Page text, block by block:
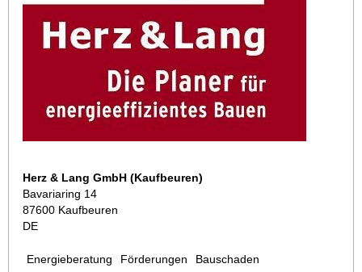
Herz & Lang GmbH (Kaufbeuren)
Bavariaring 14
87600 Kaufbeuren
DE
Energieberatung Förderungen
Bauschaden